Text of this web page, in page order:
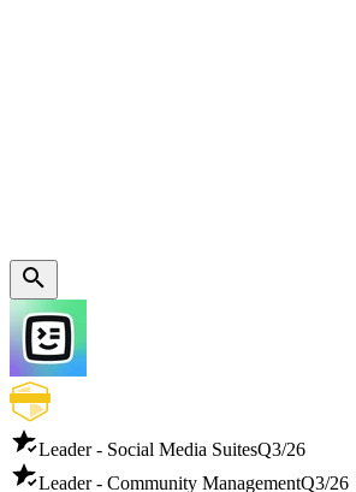
Leader - Social Media SuitesQ3/26
Leader - Community ManagementQ3/26